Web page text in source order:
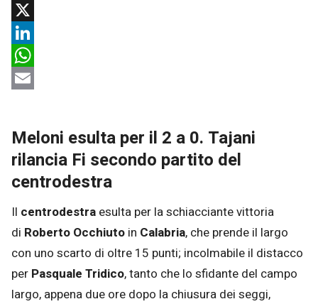
Facebook
X
LinkedIn
WhatsApp
Meloni esulta per il 2 a 0. Tajani
rilancia Fi secondo partito del
centrodestra
Il centrodestra esulta per la schiacciante vittoria
di Roberto Occhiuto in Calabria, che prende il largo
con uno scarto di oltre 15 punti; incolmabile il distacco
per Pasquale Tridico, tanto che lo sfidante del campo
largo, appena due ore dopo la chiusura dei seggi,